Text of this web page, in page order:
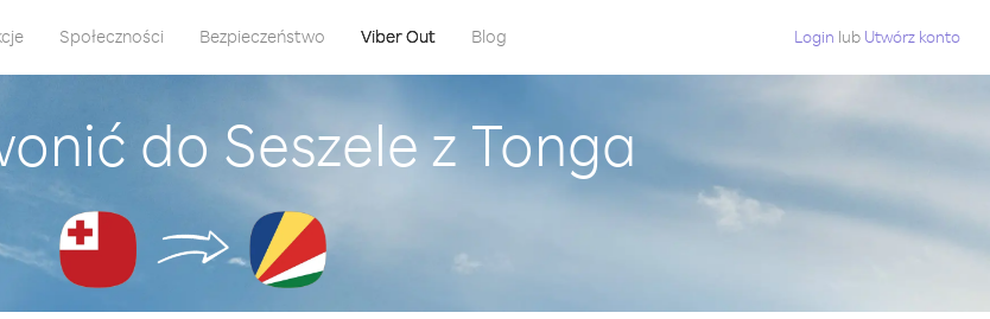
Społeczności Bezpieczeństwo Viber Out Blog Login lub Utwórz konto
do Seszele z Tonga